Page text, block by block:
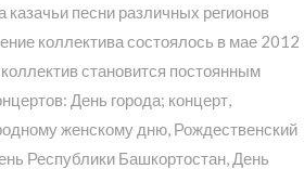
казачьи песни различных регионов
коллектива состоялось в мае 2012
становится постоянным
День города; концерт,
женскому дню, Рождественский
Республики Башкортостан, День